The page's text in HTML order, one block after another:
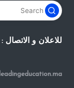
للاعلان و الاتصال :